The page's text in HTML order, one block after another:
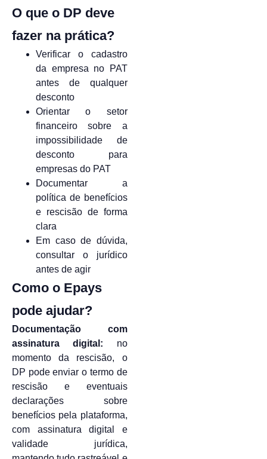
O que o DP deve
fazer na prática?
Verificar o cadastro
da empresa no PAT
antes de qualquer
desconto
Orientar o setor
financeiro sobre a
impossibilidade de
desconto para
empresas do PAT
Documentar a
política de benefícios
e rescisão de forma
clara
Em caso de dúvida,
consultar o jurídico
antes de agir
Como o Epays
pode ajudar?
Documentação com
assinatura digital: no
momento da rescisão, o
DP pode enviar o termo de
rescisão e eventuais
declarações sobre
benefícios pela plataforma,
com assinatura digital e
validade jurídica,